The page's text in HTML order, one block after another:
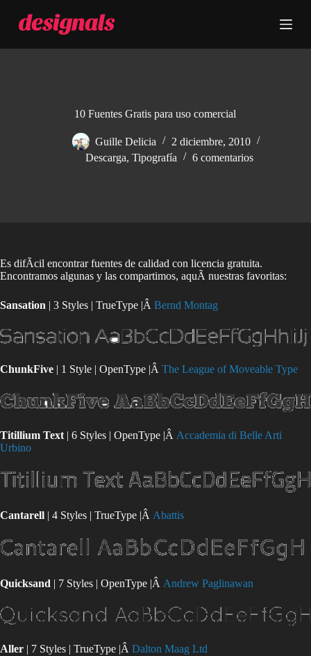
t
10 Fuentes Gratis para uso comercial
Guille Delicia
2 diciembre, 2010
Descarga, Tipografía 6 comentarios
Es difÃ­cil encontrar fuentes de calidad con licencia gratuita.
Encontramos algunas y las compartimos, aquÃ­ nuestras favoritas:
Sansation | 3 Styles | TrueType |Â Bernd Montag
ChunkFive | 1 Style | OpenType |Â The League of Moveable Type
Titillium Text | 6 Styles | OpenType |Â Accademia di Belle Arti
Urbino
Cantarell | 4 Styles | TrueType |Â Abattis
Quicksand | 7 Styles | OpenType |Â Andrew Paglinawan
Aller | 7 Styles | TrueType |Â Dalton Maag Ltd